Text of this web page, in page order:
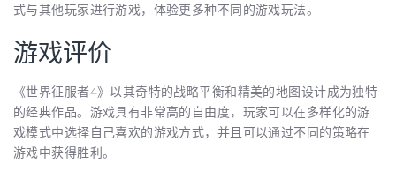
式与其他玩家进行游戏，体验更多种不同的游戏玩法。
游戏评价
《世界征服者4》以其奇特的战略平衡和精美的地图设计成为独特
的经典作品。游戏具有非常高的自由度，玩家可以在多样化的游
戏模式中选择自己喜欢的游戏方式，并且可以通过不同的策略在
游戏中获得胜利。